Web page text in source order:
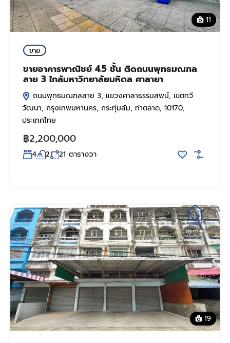
11
ขาย
ขายอาคารพาณิชย์ 4.5 ชั้น ติดถนนพุทธมณฑล
สาย 3 ใกล้มหาวิทยาลัยมหิดล ศาลายา
ถนนพุทธมณฑลสาย 3, แขวงศาลาธรรมสพน์, เขตทวี
วัฒนา, กรุงเทพมหานคร, กระทุ่มล้ม, ท่าตลาด, 10170,
ประเทศไทย
฿2,200,000
4 2 21 ตารางวา
19